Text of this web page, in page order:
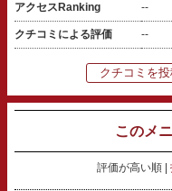
アクセスRanking --
クチコミによる評価 --
クチコミを
このメ
評価が高い順